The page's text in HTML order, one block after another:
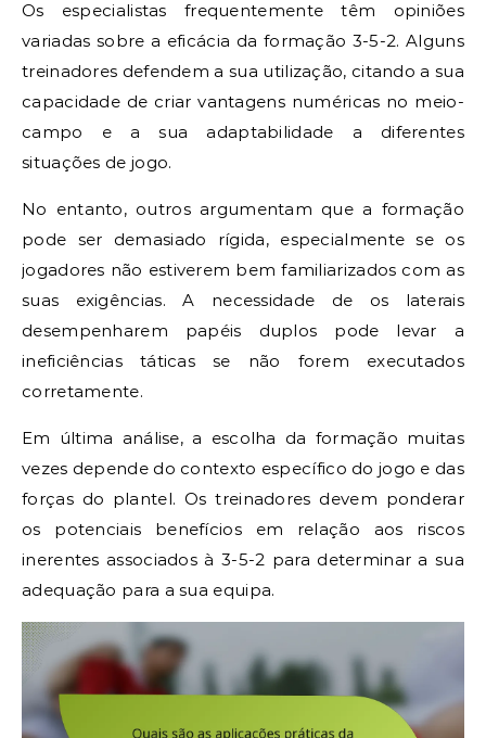
Os especialistas frequentemente têm opiniões
variadas sobre a eficácia da formação 3-5-2. Alguns
treinadores defendem a sua utilização, citando a sua
capacidade de criar vantagens numéricas no meio-
campo e a sua adaptabilidade a diferentes
situações de jogo.
No entanto, outros argumentam que a formação
pode ser demasiado rígida, especialmente se os
jogadores não estiverem bem familiarizados com as
suas exigências. A necessidade de os laterais
desempenharem papéis duplos pode levar a
ineficiências táticas se não forem executados
corretamente.
Em última análise, a escolha da formação muitas
vezes depende do contexto específico do jogo e das
forças do plantel. Os treinadores devem ponderar
os potenciais benefícios em relação aos riscos
inerentes associados à 3-5-2 para determinar a sua
adequação para a sua equipa.